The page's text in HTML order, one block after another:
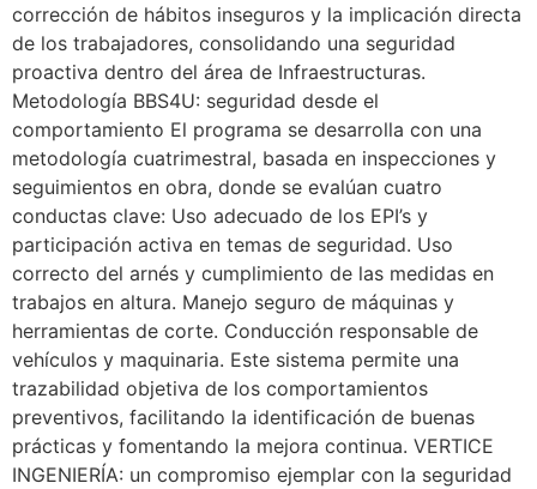
corrección de hábitos inseguros y la implicación directa
de los trabajadores, consolidando una seguridad
proactiva dentro del área de Infraestructuras.
Metodología BBS4U: seguridad desde el
comportamiento El programa se desarrolla con una
metodología cuatrimestral, basada en inspecciones y
seguimientos en obra, donde se evalúan cuatro
conductas clave: Uso adecuado de los EPI’s y
participación activa en temas de seguridad. Uso
correcto del arnés y cumplimiento de las medidas en
trabajos en altura. Manejo seguro de máquinas y
herramientas de corte. Conducción responsable de
vehículos y maquinaria. Este sistema permite una
trazabilidad objetiva de los comportamientos
preventivos, facilitando la identificación de buenas
prácticas y fomentando la mejora continua. VERTICE
INGENIERÍA: un compromiso ejemplar con la seguridad